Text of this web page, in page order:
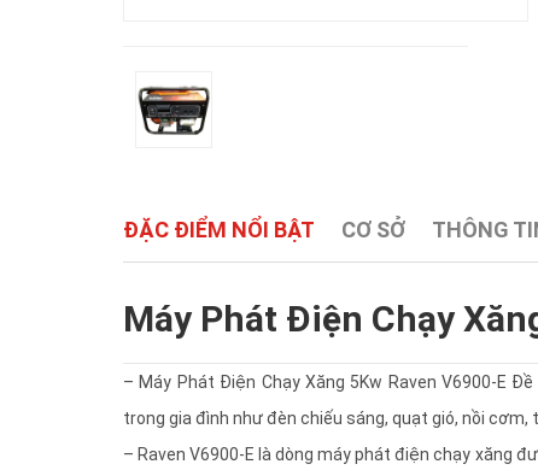
ĐẶC ĐIỂM NỔI BẬT CƠ SỞ THÔNG
Máy Phát Điện Chạy
– Máy Phát Điện Chạy Xăng 5Kw Raven V6900-E
trong gia đình như đèn chiếu sáng, quạt gió, nồi cơm,
– Raven V6900-E là dòng máy phát điện chạy xăng